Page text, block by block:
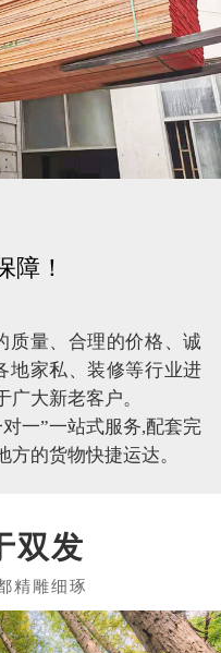
障！
质量、合理的价格、诚
地家私、装修等行业进
大新老客户。
一”一站式服务,配套完
的货物快捷运达。
双发